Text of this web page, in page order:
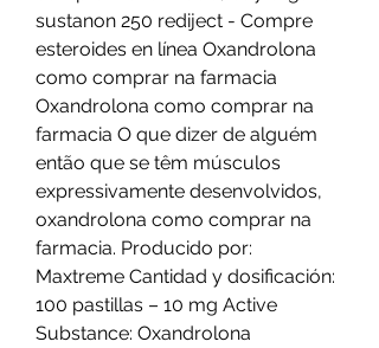
sustanon 250 rediject - Compre
esteroides en línea Oxandrolona
como comprar na farmacia
Oxandrolona como comprar na
farmacia O que dizer de alguém
então que se têm músculos
expressivamente desenvolvidos,
oxandrolona como comprar na
farmacia. Producido por:
Maxtreme Cantidad y dosificación:
100 pastillas – 10 mg Active
Substance: Oxandrolona